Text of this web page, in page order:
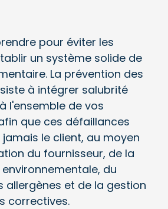
pour éviter les
un système solide de
La prévention des
à intégrer salubrité
l'ensemble de vos
que ces défaillances
le client, au moyen
du fournisseur, de la
du
allergènes et de la gestion
correctives.